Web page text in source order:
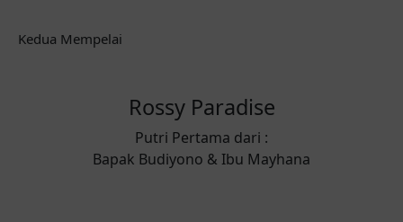
Kedua Mempelai
Rossy Paradise
Putri Pertama dari :
Bapak Budiyono & Ibu Mayhana